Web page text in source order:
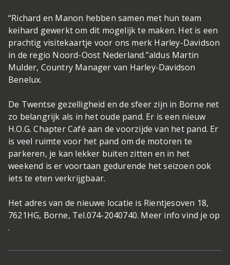
“Richard en Manon hebben samen met hun team
keihard gewerkt om dit mogelijk te maken. Het is een
prachtig visitekaartje voor ons merk Harley-Davidson
in de regio Noord-Oost Nederland.”aldus Martin
Mulder, Country Manager van Harley-Davidson
Benelux.
De Twentse gezelligheid en de sfeer zijn in Borne net
zo belangrijk als in het oude pand. Er is een nieuw
H.O.G. Chapter Café aan de voorzijde van het pand. Er
is veel ruimte voor het pand om de motoren te
parkeren, je kan lekker buiten zitten en in het
weekend is er voortaan gedurende het seizoen ook
iets te eten verkrijgbaar.
Het adres van de nieuwe locatie is Rientjesoven 18,
7621HG, Borne, Tel.074-2040740. Meer info vind je op
.